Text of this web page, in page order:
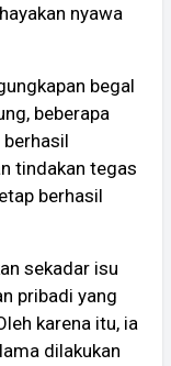
nyawa
begal
beberapa
tindakan tegas
berhasil
sekadar isu
pribadi yang
karena itu, ia
dilakukan